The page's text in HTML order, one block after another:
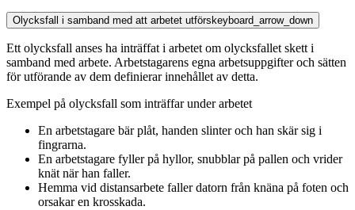
Olycksfall i samband med att arbetet utförs keyboard_arrow_down
Ett olycksfall anses ha inträffat i arbetet om olycksfallet skett i
samband med arbete. Arbetstagarens egna arbetsuppgifter och sätten
för utförande av dem definierar innehållet av detta.
Exempel på olycksfall som inträffar under arbetet
En arbetstagare bär plåt, handen slinter och han skär sig i
fingrarna.
En arbetstagare fyller på hyllor, snubblar på pallen och vrider
knät när han faller.
Hemma vid distansarbete faller datorn från knäna på foten och
orsakar en krosskada.